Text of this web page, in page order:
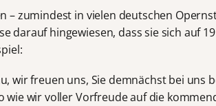
– zumindest in vielen deutschen
darauf hingewiesen, dass sie sich auf
wir freuen uns, Sie demnächst bei uns
wie wir voller Vorfreude auf die